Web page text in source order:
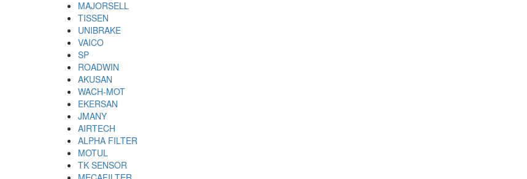
MAJORSELL
TISSEN
UNIBRAKE
VAICO
SP
ROADWIN
AKUSAN
WACH-MOT
EKERSAN
JMANY
AIRTECH
ALPHA FILTER
MOTUL
TK SENSOR